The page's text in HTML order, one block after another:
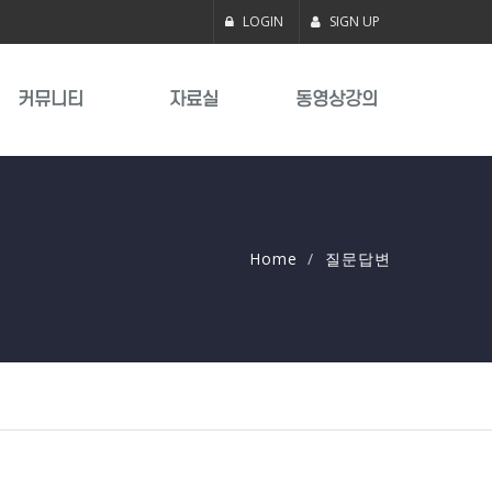
LOGIN SIGN UP
커뮤니티 자료실 동영상강의
Home 질문답변